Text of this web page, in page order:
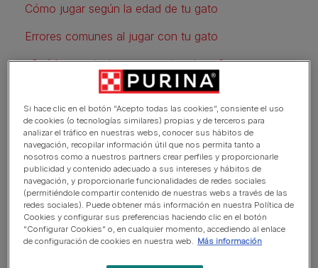
Cómo jugar según la edad de tu gato
Errores comunes al jugar con tu gato
¿Qué hacer si mi gato no quiere jugar?
El papel del snack en el juego
Preguntas frecuentes
Cómo jugar con un gato paso
a paso
Sigue estos cinco pasos para que cualquier sesión de
Si hace clic en el botón “Acepto todas las cookies”, consiente el uso
de cookies (o tecnologías similares) propias y de terceros para
analizar el tráfico en nuestras webs, conocer sus hábitos de
navegación, recopilar información útil que nos permita tanto a
nosotros como a nuestros partners crear perfiles y proporcionarle
publicidad y contenido adecuado a sus intereses y hábitos de
navegación, y proporcionarle funcionalidades de redes sociales
(permitiéndole compartir contenido de nuestras webs a través de las
redes sociales). Puede obtener más información en nuestra Política de
Cookies y configurar sus preferencias haciendo clic en el botón
“Configurar Cookies” o, en cualquier momento, accediendo al enlace
de configuración de cookies en nuestra web.
Más información